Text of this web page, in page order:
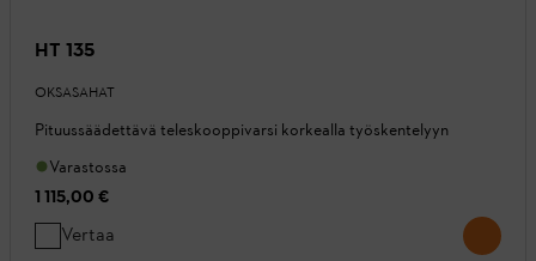
HT 135
OKSASAHAT
Pituussäädettävä teleskooppivarsi korkealla työskentelyyn
Varastossa
1 115,00 €
Vertaa